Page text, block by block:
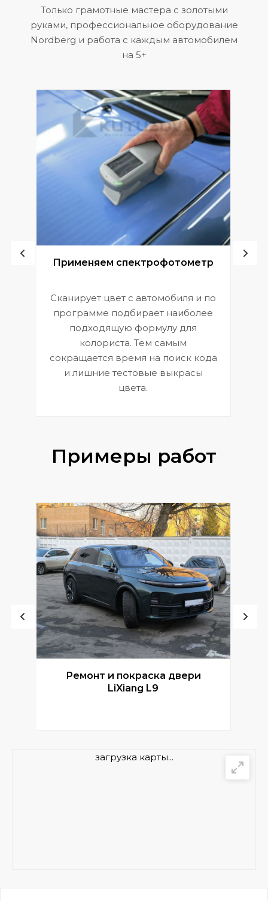
Только грамотные мастера с золотыми
руками, профессиональное оборудование
Nordberg и работа с каждым автомобилем
на 5+
Применяем спектрофотометр
Сканирует цвет с автомобиля и по
программе подбирает наиболее
подходящую формулу для
колориста. Тем самым
сокращается время на поиск кода
и лишние тестовые выкрасы
цвета.
Примеры работ
Ремонт и покраска двери
LiXiang L9
загрузка карты...